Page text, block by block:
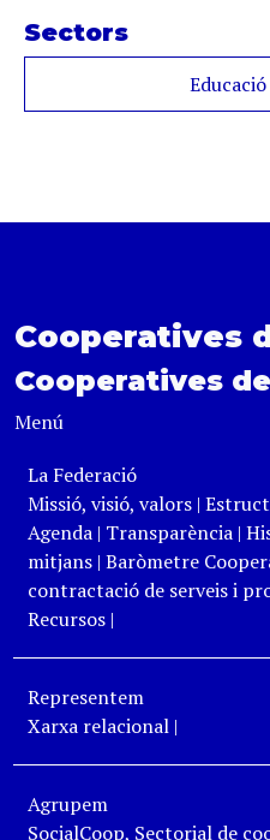
Sectors
Cooperatives
Cooperatives
Menú
La Federació
Missió, visió, valors|
Agenda | Transparència|
mitjans| Baròmetre
contractació de serveis i
Recursos|
Representem
Xarxa relacional|
Agrupem
SocialCoop, Sectorial de